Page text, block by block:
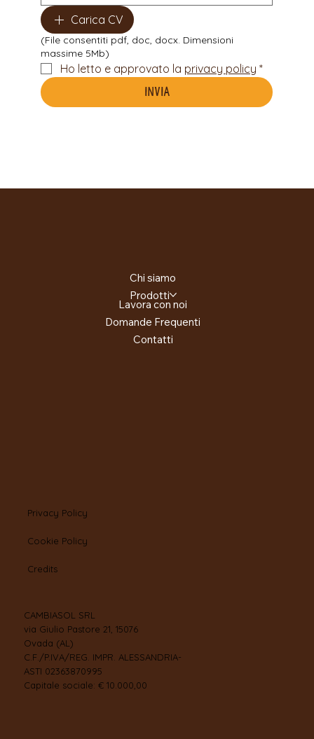
Carica CV
(File consentiti pdf, doc, docx. Dimensioni
massime 5Mb)
Ho letto e approvato la privacy policy *
Invia
Chi siamo
Prodotti
Lavora con noi
Domande Frequenti
Contatti
Privacy Policy
Cookie Policy
Credits
CAMBIASOL SRL
via Giulio Pastore 21, 15076
Ovada (AL)
C.F./P.IVA/REG. IMPR. ALESSANDRIA-
ASTI 02363870995
Capitale sociale: € 10.000,00